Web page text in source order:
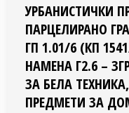
УРБАНИСТИЧКИ
ПАРЦЕЛИРАНО
ГП 1.01/6 (КП
НАМЕНА Г2.6 –
ЗА БЕЛА
ПРЕДМЕТИ ЗА